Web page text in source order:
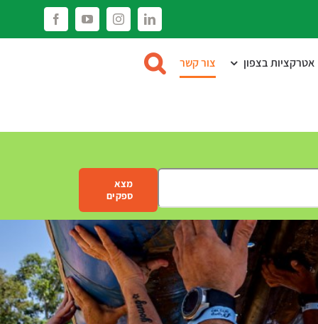
LinkedIn
Instagram
YouTube
Facebook
אטרקציות בצפון צור קשר
מצא
ספקים